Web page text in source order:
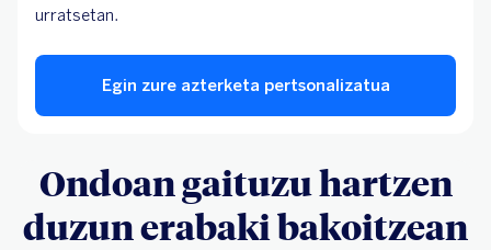
urratsetan.
Egin zure azterketa pertsonalizatua
Ondoan gaituzu hartzen
duzun erabaki bakoitzean